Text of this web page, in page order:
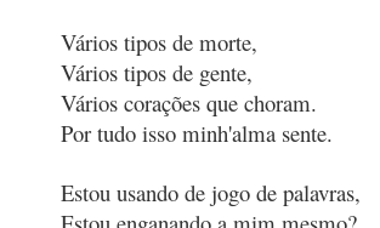
Vários tipos de morte,
Vários tipos de gente,
Vários corações que choram.
Por tudo isso minh'alma sente.
Estou usando de jogo de palavras,